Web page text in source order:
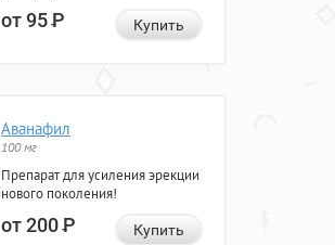
от 95Р Купить
Аванафил
100 мг
Препарат для усиления эрекции
нового поколения!
от 200Р Купить